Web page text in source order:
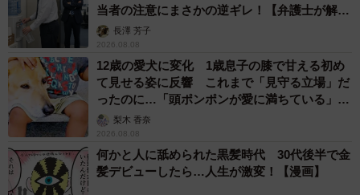
当者の注意にまさかの逆ギレ！【弁護士が解
説】長澤 芳子
2026.08.08
12歳の愛犬に変化 1歳息子の膝で甘える初め
て見せる姿に反響 これまで「見守る立場」だ
ったのに…「頭ポンポンが愛に満ちている」
「尊…」
梨木 香奈
2026.08.08
何かと人に舐められた黒髪時代 30代後半で金
髪デビューしたら…人生が激変！【漫画】